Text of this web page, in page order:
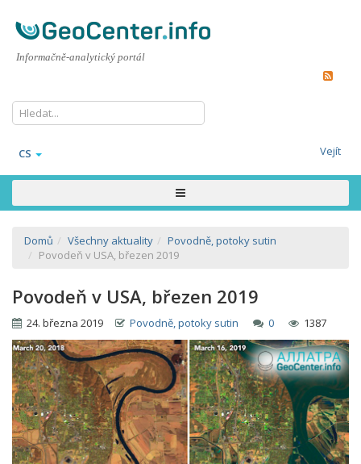
Informačně-analytický portál
CS Vejít
Domů Všechny aktuality
Povodně, potoky sutin
Povodeň v USA, březen 2019
Povodeň v USA, březen 2019
24. března 2019 Povodně, potoky sutin 0 1387